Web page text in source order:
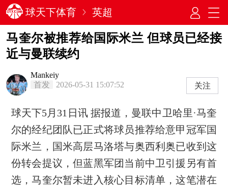
球天下体育 英超
马奎尔被推荐给国际米兰 但球员已经接
近与曼联续约
Mankeiy
首发
2026-05-31 15:07:52 关注
球天下5月31日讯 据报道，曼联中卫哈里·马奎
尔的经纪团队已正式将球员推荐给意甲冠军国
际米兰，国米高层马洛塔与奥西利奥已收到这
份转会提议，但蓝黑军团当前中卫引援另有首
选，马奎尔暂未进入核心目标清单，这笔潜在